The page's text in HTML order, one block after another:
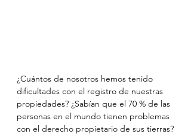
¿Cuántos de nosotros hemos tenido
dificultades con el registro de nuestras
propiedades? ¿Sabían que el 70 % de las
personas en el mundo tienen problemas
con el derecho propietario de sus tierras?